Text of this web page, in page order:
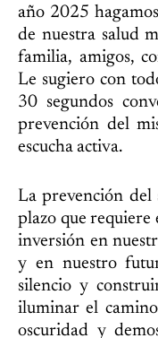
año 2025
de nuestra salud
familia, amigos,
Le sugiero con
30 segundos
prevención del
escucha activa.
La prevención del
plazo que requiere
inversión en
y en nuestro
silencio y
iluminar el
oscuridad y